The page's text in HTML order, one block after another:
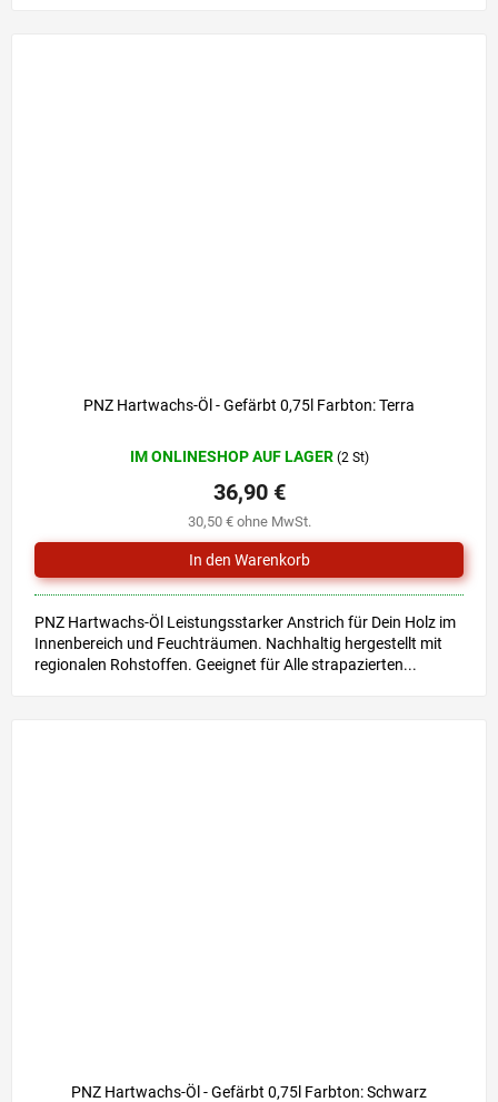
PNZ Hartwachs-Öl - Gefärbt 0,75l Farbton: Terra
IM ONLINESHOP AUF LAGER (2 St)
30,50 € ohne MwSt.
36,90 €
PNZ Hartwachs-Öl Leistungsstarker Anstrich für Dein Holz im
Innenbereich und Feuchträumen. Nachhaltig hergestellt mit
regionalen Rohstoffen. Geeignet für Alle strapazierten...
PNZ Hartwachs-Öl - Gefärbt 0,75l Farbton: Schwarz